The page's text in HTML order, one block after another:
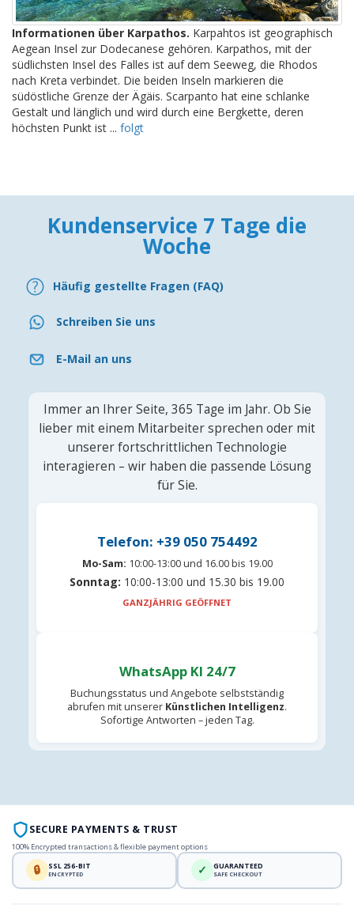
Informationen über Karpathos. Karpahtos ist geographisch
Aegean Insel zur Dodecanese gehören. Karpathos, mit der
südlichsten Insel des Falles ist auf dem Seeweg, die Rhodos
nach Kreta verbindet. Die beiden Inseln markieren die
südöstliche Grenze der Ägäis. Scarpanto hat eine schlanke
Gestalt und länglich und wird durch eine Bergkette, deren
höchsten Punkt ist ... folgt
Kundenservice 7 Tage die
Woche
Häufig gestellte Fragen (FAQ)
Schreiben Sie uns
E-Mail an uns
Immer an Ihrer Seite, 365 Tage im Jahr. Ob Sie
lieber mit einem Mitarbeiter sprechen oder mit
unserer fortschrittlichen Technologie
interagieren – wir haben die passende Lösung
für Sie.
Telefon: +39 050 754492
Mo-Sam: 10:00-13:00 und 16.00 bis 19.00
Sonntag: 10:00-13:00 und 15.30 bis 19.00
GANZJÄHRIG GEÖFFNET
WhatsApp KI 24/7
Buchungsstatus und Angebote selbstständig
abrufen mit unserer Künstlichen Intelligenz.
Sofortige Antworten – jeden Tag.
SECURE PAYMENTS & TRUST
100% Encrypted transactions & flexible payment options
🔒 SSL 256-BIT
ENCRYPTED ✓ GUARANTEED
SAFE CHECKOUT